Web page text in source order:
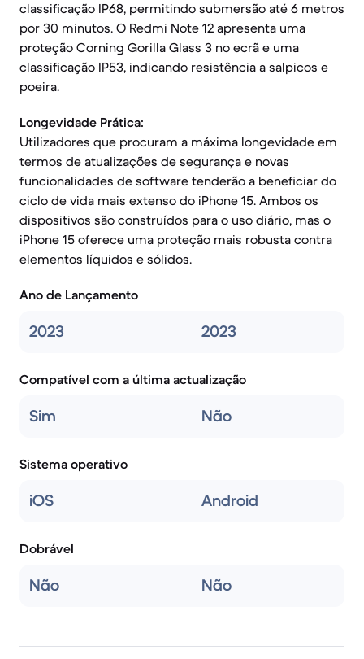
classificação IP68, permitindo submersão até 6 metros
por 30 minutos. O Redmi Note 12 apresenta uma
proteção Corning Gorilla Glass 3 no ecrã e uma
classificação IP53, indicando resistência a salpicos e
poeira.
Longevidade Prática:
Utilizadores que procuram a máxima longevidade em
termos de atualizações de segurança e novas
funcionalidades de software tenderão a beneficiar do
ciclo de vida mais extenso do iPhone 15. Ambos os
dispositivos são construídos para o uso diário, mas o
iPhone 15 oferece uma proteção mais robusta contra
elementos líquidos e sólidos.
Ano de Lançamento
2023 2023
Compatível com a última actualização
Sim Não
Sistema operativo
iOS Android
Dobrável
Não Não